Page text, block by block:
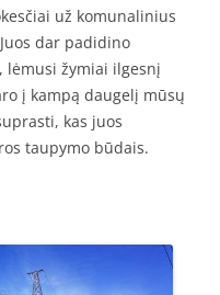
už komunalinius
dar padidino
lėmusi žymiai ilgesnį
į kampą daugelį mūsų
kas juos
taupymo būdais.